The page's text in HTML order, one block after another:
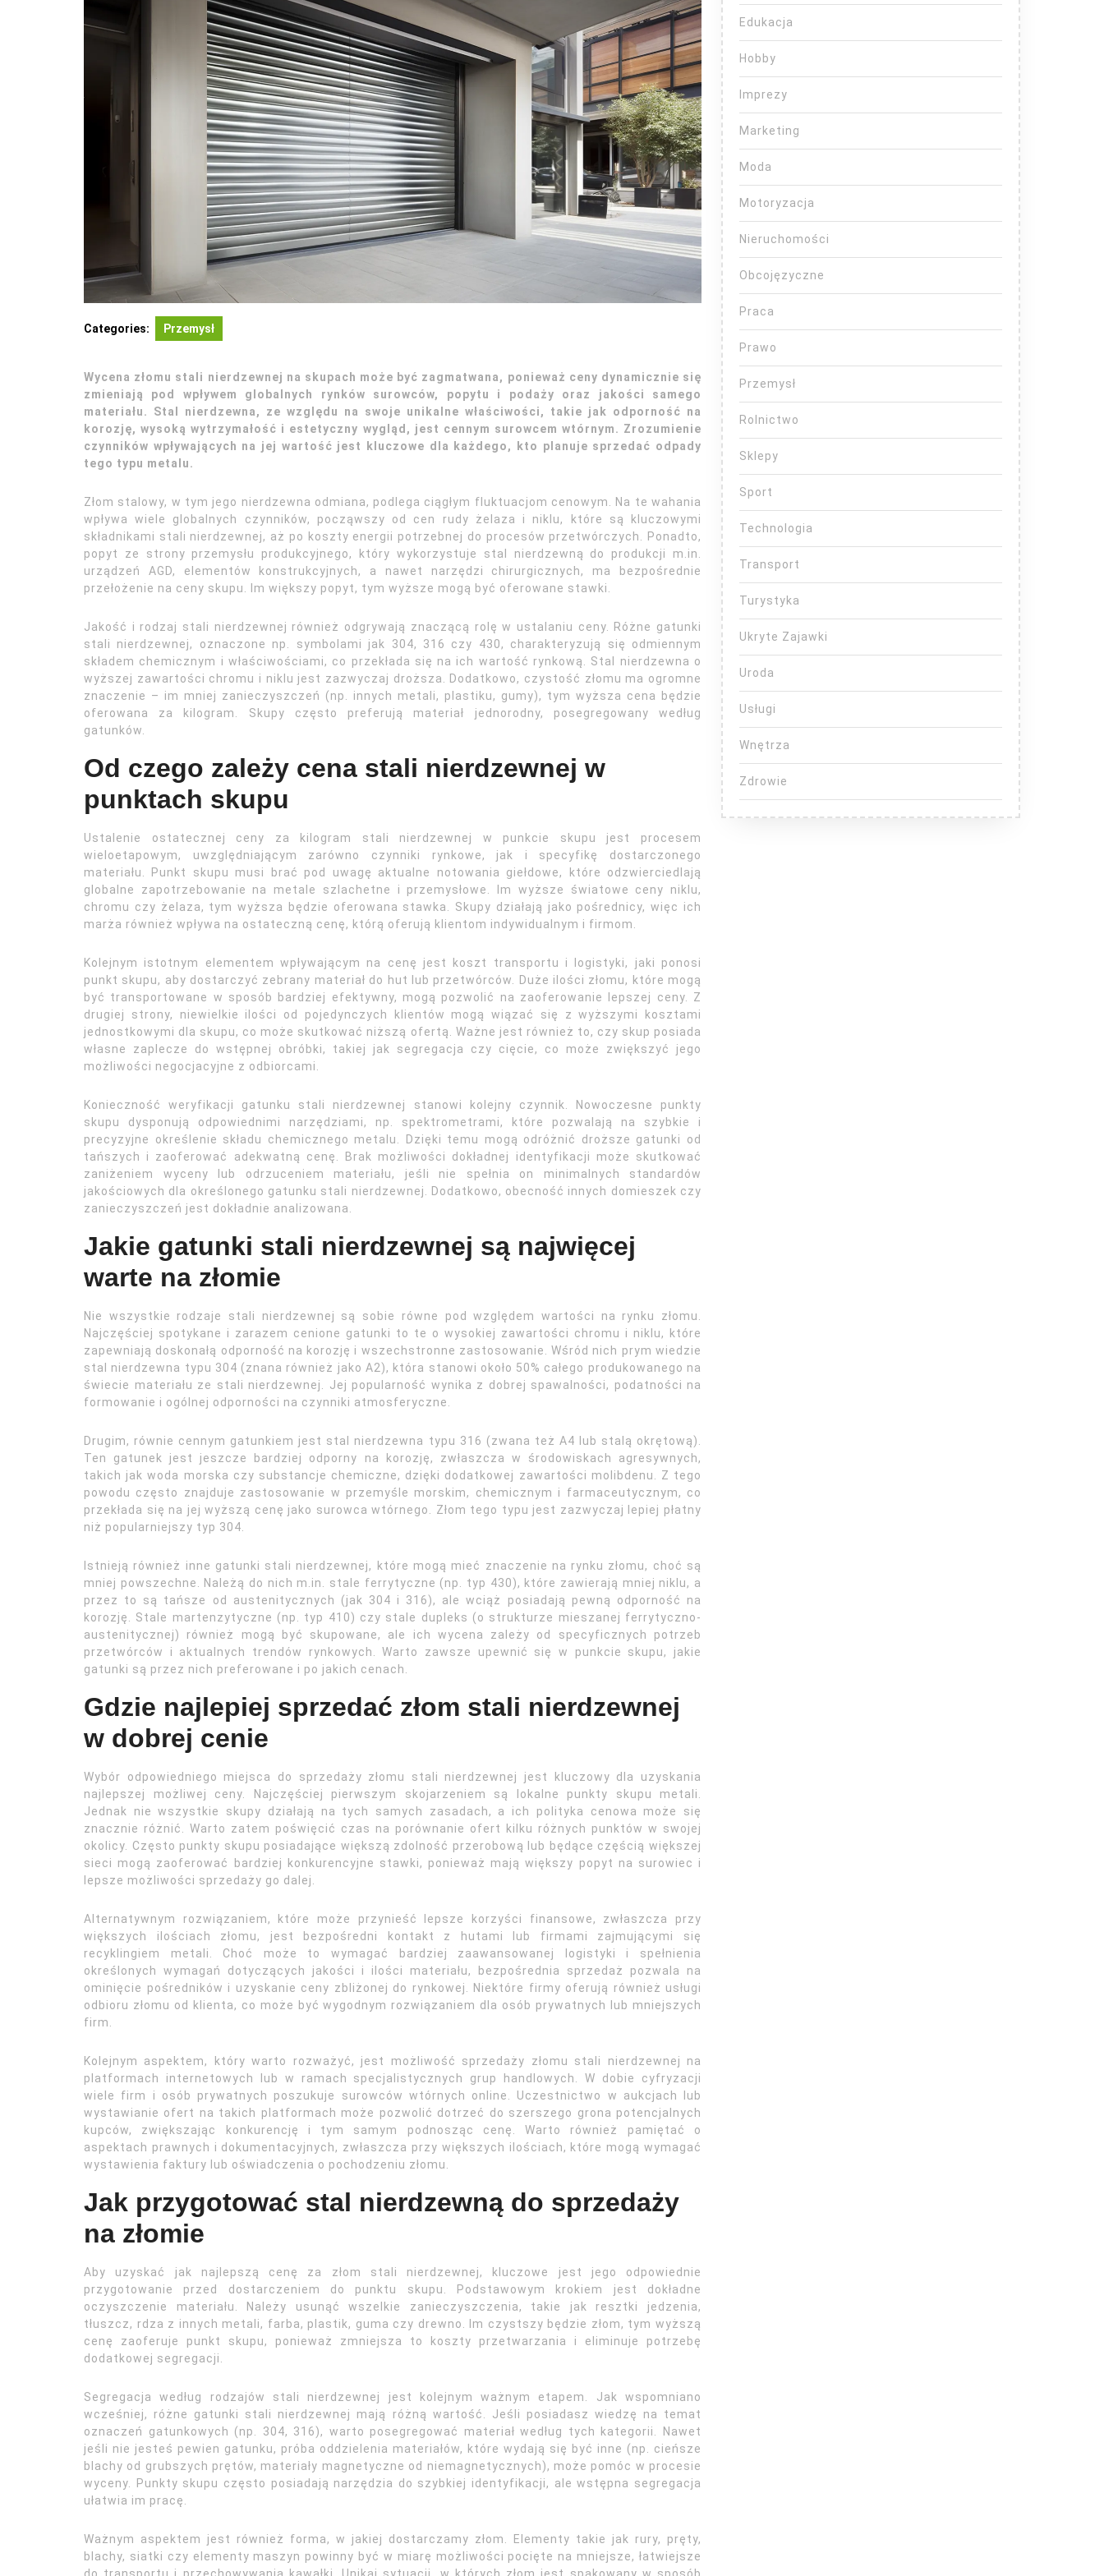
Categories: Przemysł
Wycena złomu stali nierdzewnej na skupach może być zagmatwana, ponieważ ceny dynamicznie się
zmieniają pod wpływem globalnych rynków surowców, popytu i podaży oraz jakości samego
materiału. Stal nierdzewna, ze względu na swoje unikalne właściwości, takie jak odporność na
korozję, wysoką wytrzymałość i estetyczny wygląd, jest cennym surowcem wtórnym. Zrozumienie
czynników wpływających na jej wartość jest kluczowe dla każdego, kto planuje sprzedać odpady
tego typu metalu.
Złom stalowy, w tym jego nierdzewna odmiana, podlega ciągłym fluktuacjom cenowym. Na te wahania
wpływa wiele globalnych czynników, począwszy od cen rudy żelaza i niklu, które są kluczowymi
składnikami stali nierdzewnej, aż po koszty energii potrzebnej do procesów przetwórczych. Ponadto,
popyt ze strony przemysłu produkcyjnego, który wykorzystuje stal nierdzewną do produkcji m.in.
urządzeń AGD, elementów konstrukcyjnych, a nawet narzędzi chirurgicznych, ma bezpośrednie
przełożenie na ceny skupu. Im większy popyt, tym wyższe mogą być oferowane stawki.
Jakość i rodzaj stali nierdzewnej również odgrywają znaczącą rolę w ustalaniu ceny. Różne gatunki
stali nierdzewnej, oznaczone np. symbolami jak 304, 316 czy 430, charakteryzują się odmiennym
składem chemicznym i właściwościami, co przekłada się na ich wartość rynkową. Stal nierdzewna o
wyższej zawartości chromu i niklu jest zazwyczaj droższa. Dodatkowo, czystość złomu ma ogromne
znaczenie – im mniej zanieczyszczeń (np. innych metali, plastiku, gumy), tym wyższa cena będzie
oferowana za kilogram. Skupy często preferują materiał jednorodny, posegregowany według
gatunków.
Od czego zależy cena stali nierdzewnej w
punktach skupu
Ustalenie ostatecznej ceny za kilogram stali nierdzewnej w punkcie skupu jest procesem
wieloetapowym, uwzględniającym zarówno czynniki rynkowe, jak i specyfikę dostarczonego
materiału. Punkt skupu musi brać pod uwagę aktualne notowania giełdowe, które odzwierciedlają
globalne zapotrzebowanie na metale szlachetne i przemysłowe. Im wyższe światowe ceny niklu,
chromu czy żelaza, tym wyższa będzie oferowana stawka. Skupy działają jako pośrednicy, więc ich
marża również wpływa na ostateczną cenę, którą oferują klientom indywidualnym i firmom.
Kolejnym istotnym elementem wpływającym na cenę jest koszt transportu i logistyki, jaki ponosi
punkt skupu, aby dostarczyć zebrany materiał do hut lub przetwórców. Duże ilości złomu, które mogą
być transportowane w sposób bardziej efektywny, mogą pozwolić na zaoferowanie lepszej ceny. Z
drugiej strony, niewielkie ilości od pojedynczych klientów mogą wiązać się z wyższymi kosztami
jednostkowymi dla skupu, co może skutkować niższą ofertą. Ważne jest również to, czy skup posiada
własne zaplecze do wstępnej obróbki, takiej jak segregacja czy cięcie, co może zwiększyć jego
możliwości negocjacyjne z odbiorcami.
Konieczność weryfikacji gatunku stali nierdzewnej stanowi kolejny czynnik. Nowoczesne punkty
skupu dysponują odpowiednimi narzędziami, np. spektrometrami, które pozwalają na szybkie i
precyzyjne określenie składu chemicznego metalu. Dzięki temu mogą odróżnić droższe gatunki od
tańszych i zaoferować adekwatną cenę. Brak możliwości dokładnej identyfikacji może skutkować
zaniżeniem wyceny lub odrzuceniem materiału, jeśli nie spełnia on minimalnych standardów
jakościowych dla określonego gatunku stali nierdzewnej. Dodatkowo, obecność innych domieszek czy
zanieczyszczeń jest dokładnie analizowana.
Jakie gatunki stali nierdzewnej są najwięcej
warte na złomie
Nie wszystkie rodzaje stali nierdzewnej są sobie równe pod względem wartości na rynku złomu.
Najczęściej spotykane i zarazem cenione gatunki to te o wysokiej zawartości chromu i niklu, które
zapewniają doskonałą odporność na korozję i wszechstronne zastosowanie. Wśród nich prym wiedzie
stal nierdzewna typu 304 (znana również jako A2), która stanowi około 50% całego produkowanego na
świecie materiału ze stali nierdzewnej. Jej popularność wynika z dobrej spawalności, podatności na
formowanie i ogólnej odporności na czynniki atmosferyczne.
Drugim, równie cennym gatunkiem jest stal nierdzewna typu 316 (zwana też A4 lub stalą okrętową).
Ten gatunek jest jeszcze bardziej odporny na korozję, zwłaszcza w środowiskach agresywnych,
takich jak woda morska czy substancje chemiczne, dzięki dodatkowej zawartości molibdenu. Z tego
powodu często znajduje zastosowanie w przemyśle morskim, chemicznym i farmaceutycznym, co
przekłada się na jej wyższą cenę jako surowca wtórnego. Złom tego typu jest zazwyczaj lepiej płatny
niż popularniejszy typ 304.
Istnieją również inne gatunki stali nierdzewnej, które mogą mieć znaczenie na rynku złomu, choć są
mniej powszechne. Należą do nich m.in. stale ferrytyczne (np. typ 430), które zawierają mniej niklu, a
przez to są tańsze od austenitycznych (jak 304 i 316), ale wciąż posiadają pewną odporność na
korozję. Stale martenzytyczne (np. typ 410) czy stale dupleks (o strukturze mieszanej ferrytyczno-
austenitycznej) również mogą być skupowane, ale ich wycena zależy od specyficznych potrzeb
przetwórców i aktualnych trendów rynkowych. Warto zawsze upewnić się w punkcie skupu, jakie
gatunki są przez nich preferowane i po jakich cenach.
Gdzie najlepiej sprzedać złom stali nierdzewnej
w dobrej cenie
Wybór odpowiedniego miejsca do sprzedaży złomu stali nierdzewnej jest kluczowy dla uzyskania
najlepszej możliwej ceny. Najczęściej pierwszym skojarzeniem są lokalne punkty skupu metali.
Jednak nie wszystkie skupy działają na tych samych zasadach, a ich polityka cenowa może się
znacznie różnić. Warto zatem poświęcić czas na porównanie ofert kilku różnych punktów w swojej
okolicy. Często punkty skupu posiadające większą zdolność przerobową lub będące częścią większej
sieci mogą zaoferować bardziej konkurencyjne stawki, ponieważ mają większy popyt na surowiec i
lepsze możliwości sprzedaży go dalej.
Alternatywnym rozwiązaniem, które może przynieść lepsze korzyści finansowe, zwłaszcza przy
większych ilościach złomu, jest bezpośredni kontakt z hutami lub firmami zajmującymi się
recyklingiem metali. Choć może to wymagać bardziej zaawansowanej logistyki i spełnienia
określonych wymagań dotyczących jakości i ilości materiału, bezpośrednia sprzedaż pozwala na
ominięcie pośredników i uzyskanie ceny zbliżonej do rynkowej. Niektóre firmy oferują również usługi
odbioru złomu od klienta, co może być wygodnym rozwiązaniem dla osób prywatnych lub mniejszych
firm.
Kolejnym aspektem, który warto rozważyć, jest możliwość sprzedaży złomu stali nierdzewnej na
platformach internetowych lub w ramach specjalistycznych grup handlowych. W dobie cyfryzacji
wiele firm i osób prywatnych poszukuje surowców wtórnych online. Uczestnictwo w aukcjach lub
wystawianie ofert na takich platformach może pozwolić dotrzeć do szerszego grona potencjalnych
kupców, zwiększając konkurencję i tym samym podnosząc cenę. Warto również pamiętać o
aspektach prawnych i dokumentacyjnych, zwłaszcza przy większych ilościach, które mogą wymagać
wystawienia faktury lub oświadczenia o pochodzeniu złomu.
Jak przygotować stal nierdzewną do sprzedaży
na złomie
Aby uzyskać jak najlepszą cenę za złom stali nierdzewnej, kluczowe jest jego odpowiednie
przygotowanie przed dostarczeniem do punktu skupu. Podstawowym krokiem jest dokładne
oczyszczenie materiału. Należy usunąć wszelkie zanieczyszczenia, takie jak resztki jedzenia,
tłuszcz, rdza z innych metali, farba, plastik, guma czy drewno. Im czystszy będzie złom, tym wyższą
cenę zaoferuje punkt skupu, ponieważ zmniejsza to koszty przetwarzania i eliminuje potrzebę
dodatkowej segregacji.
Segregacja według rodzajów stali nierdzewnej jest kolejnym ważnym etapem. Jak wspomniano
wcześniej, różne gatunki stali nierdzewnej mają różną wartość. Jeśli posiadasz wiedzę na temat
oznaczeń gatunkowych (np. 304, 316), warto posegregować materiał według tych kategorii. Nawet
jeśli nie jesteś pewien gatunku, próba oddzielenia materiałów, które wydają się być inne (np. cieńsze
blachy od grubszych prętów, materiały magnetyczne od niemagnetycznych), może pomóc w procesie
wyceny. Punkty skupu często posiadają narzędzia do szybkiej identyfikacji, ale wstępna segregacja
ułatwia im pracę.
Ważnym aspektem jest również forma, w jakiej dostarczamy złom. Elementy takie jak rury, pręty,
blachy, siatki czy elementy maszyn powinny być w miarę możliwości pocięte na mniejsze, łatwiejsze
Edukacja
Hobby
Imprezy
Marketing
Moda
Motoryzacja
Nieruchomości
Obcojęzyczne
Praca
Prawo
Przemysł
Rolnictwo
Sklepy
Sport
Technologia
Transport
Turystyka
Ukryte Zajawki
Uroda
Usługi
Wnętrza
Zdrowie